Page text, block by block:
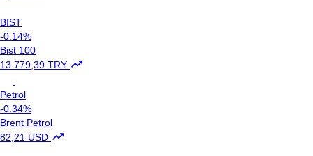
BIST
-0.14%
Bist 100
13.779,39 TRY
Petrol
-0.34%
Brent Petrol
82,21 USD